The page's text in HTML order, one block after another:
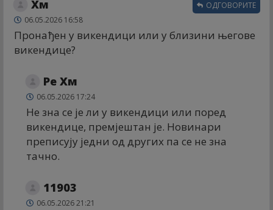
Хм
06.05.2026 16:58
Пронађен у викендици или у близини његове
викендице?
ОДГОВОРИТЕ
Ре Хм
06.05.2026 17:24
Не зна се је ли у викендици или поред
викендице, премјештан је. Новинари
преписују једни од других па се не зна
тачно.
11903
06.05.2026 21:21